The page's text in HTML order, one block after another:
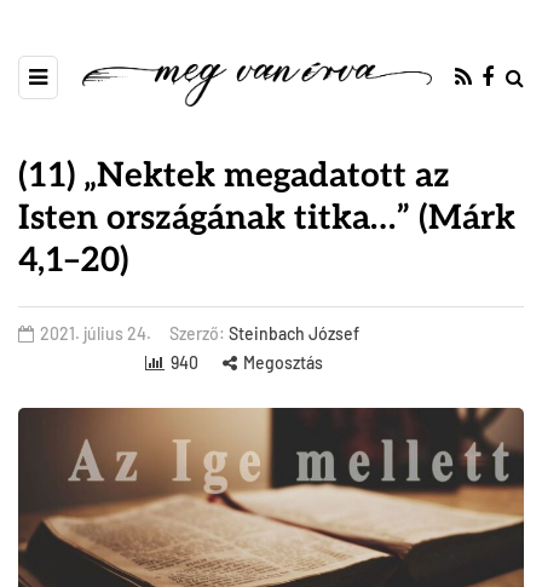
(11) „Nektek megadatott az
Isten országának titka…” (Márk
4,1–20)
2021. július 24. Szerző: Steinbach József
940
Megosztás